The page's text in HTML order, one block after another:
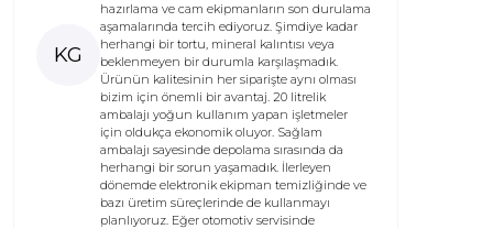
KG
hazırlama ve cam ekipmanların son durulama
aşamalarında tercih ediyoruz. Şimdiye kadar
herhangi bir tortu, mineral kalıntısı veya
beklenmeyen bir durumla karşılaşmadık.
Ürünün kalitesinin her siparişte aynı olması
bizim için önemli bir avantaj. 20 litrelik
ambalajı yoğun kullanım yapan işletmeler
için oldukça ekonomik oluyor. Sağlam
ambalajı sayesinde depolama sırasında da
herhangi bir sorun yaşamadık. İlerleyen
dönemde elektronik ekipman temizliğinde ve
bazı üretim süreçlerinde de kullanmayı
planlıyoruz. Eğer otomotiv servisinde